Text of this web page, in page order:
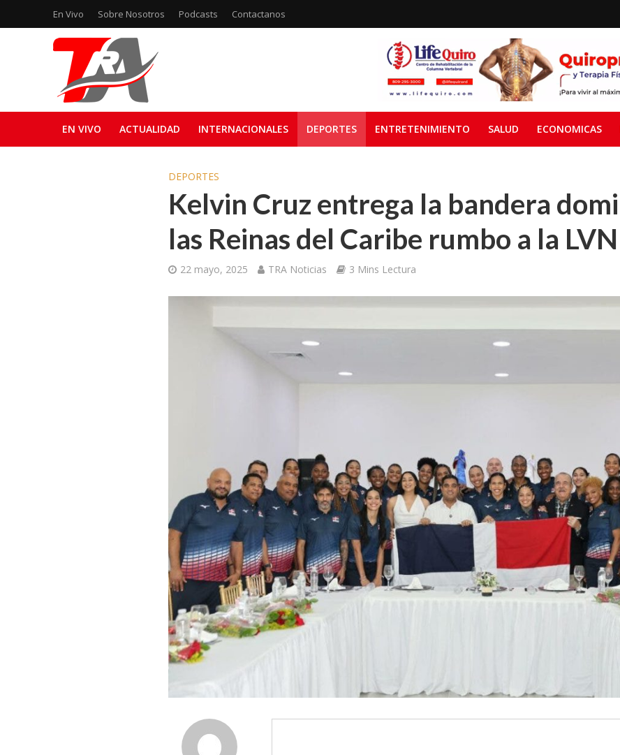
En Vivo Sobre Nosotros Podcasts Contactanos
EN VIVO ACTUALIDAD INTERNACIONALES DEPORTES ENTRETENIMIENTO SALUD ECONOMICAS
DEPORTES
Kelvin Cruz entrega la bandera
las Reinas del Caribe rumbo a la LVN
22 mayo, 2025 TRA Noticias 3 Mins Lectura